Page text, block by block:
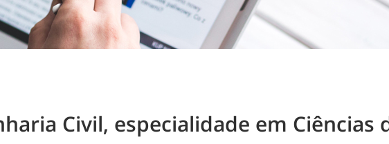
Civil, especialidade em Ciências